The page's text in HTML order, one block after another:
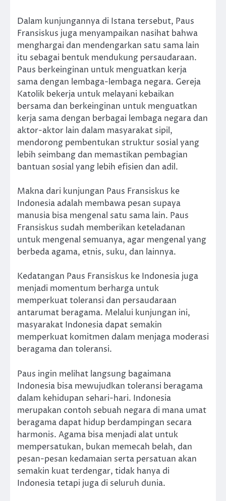
Dalam kunjungannya di Istana tersebut, Paus
Fransiskus juga menyampaikan nasihat bahwa
menghargai dan mendengarkan satu sama lain
itu sebagai bentuk mendukung persaudaraan.
Paus berkeinginan untuk menguatkan kerja
sama dengan lembaga-lembaga negara. Gereja
Katolik bekerja untuk melayani kebaikan
bersama dan berkeinginan untuk menguatkan
kerja sama dengan berbagai lembaga negara dan
aktor-aktor lain dalam masyarakat sipil,
mendorong pembentukan struktur sosial yang
lebih seimbang dan memastikan pembagian
bantuan sosial yang lebih efisien dan adil.
Makna dari kunjungan Paus Fransiskus ke
Indonesia adalah membawa pesan supaya
manusia bisa mengenal satu sama lain. Paus
Fransiskus sudah memberikan keteladanan
untuk mengenal semuanya, agar mengenal yang
berbeda agama, etnis, suku, dan lainnya.
Kedatangan Paus Fransiskus ke Indonesia juga
menjadi momentum berharga untuk
memperkuat toleransi dan persaudaraan
antarumat beragama. Melalui kunjungan ini,
masyarakat Indonesia dapat semakin
memperkuat komitmen dalam menjaga moderasi
beragama dan toleransi.
Paus ingin melihat langsung bagaimana
Indonesia bisa mewujudkan toleransi beragama
dalam kehidupan sehari-hari. Indonesia
merupakan contoh sebuah negara di mana umat
beragama dapat hidup berdampingan secara
harmonis. Agama bisa menjadi alat untuk
mempersatukan, bukan memecah belah, dan
pesan-pesan kedamaian serta persatuan akan
semakin kuat terdengar, tidak hanya di
Indonesia tetapi juga di seluruh dunia.